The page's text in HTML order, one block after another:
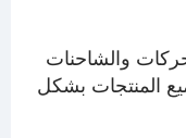
والشاحنات
المنتجات بشكل